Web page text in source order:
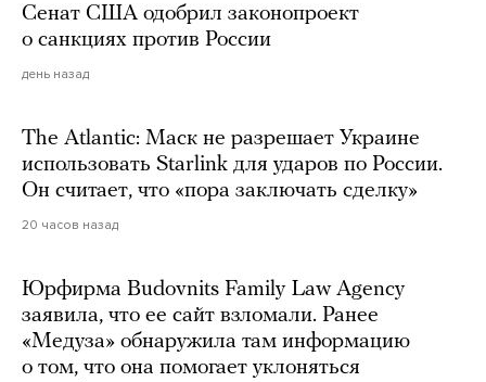
Сенат США одобрил законопроект
о санкциях против России
день назад
The Atlantic: Маск не разрешает Украине
использовать Starlink для ударов по России.
Он считает, что «пора заключать сделку»
20 часов назад
Юрфирма Budovnits Family Law Agency
заявила, что ее сайт взломали. Ранее
«Медуза» обнаружила там информацию
о том, что она помогает уклоняться